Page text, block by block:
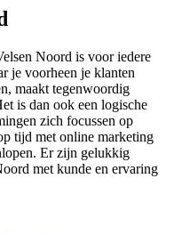
Noord is voor iedere
je voorheen je klanten
maakt tegenwoordig
is dan ook een logische
zich focussen op
tijd met online marketing
Er zijn gelukkig
met kunde en ervaring